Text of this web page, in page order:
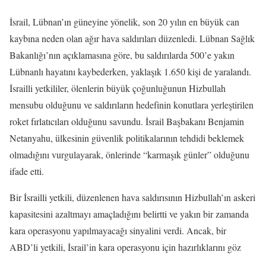
İsrail, Lübnan’ın güneyine yönelik, son 20 yılın en büyük can
kaybına neden olan ağır hava saldırıları düzenledi. Lübnan Sağlık
Bakanlığı’nın açıklamasına göre, bu saldırılarda 500’e yakın
Lübnanlı hayatını kaybederken, yaklaşık 1.650 kişi de yaralandı.
İsrailli yetkililer, ölenlerin büyük çoğunluğunun Hizbullah
mensubu olduğunu ve saldırıların hedefinin konutlara yerleştirilen
roket fırlatıcıları olduğunu savundu. İsrail Başbakanı Benjamin
Netanyahu, ülkesinin güvenlik politikalarının tehdidi beklemek
olmadığını vurgulayarak, önlerinde “karmaşık günler” olduğunu
ifade etti.
Bir İsrailli yetkili, düzenlenen hava saldırısının Hizbullah’ın askeri
kapasitesini azaltmayı amaçladığını belirtti ve yakın bir zamanda
kara operasyonu yapılmayacağı sinyalini verdi. Ancak, bir
ABD’li yetkili, İsrail’in kara operasyonu için hazırlıklarını göz